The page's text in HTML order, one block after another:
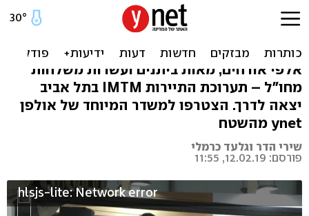
משדר ynet מחגיגת התיירות
העולמית בתל אביב
אלפי אורחים, מאות ביתנים ועשרות משלחות
מחו"ל – תערוכת התיירות IMTM בתל אביב
יצאה לדרך. הצטרפו למשדר המיוחד של אולפן
ynet מהשטח
שירי הדר וגלעד כרמלי
פורסם: 12.02.19, 11:55
hlsjs-lite: Network error